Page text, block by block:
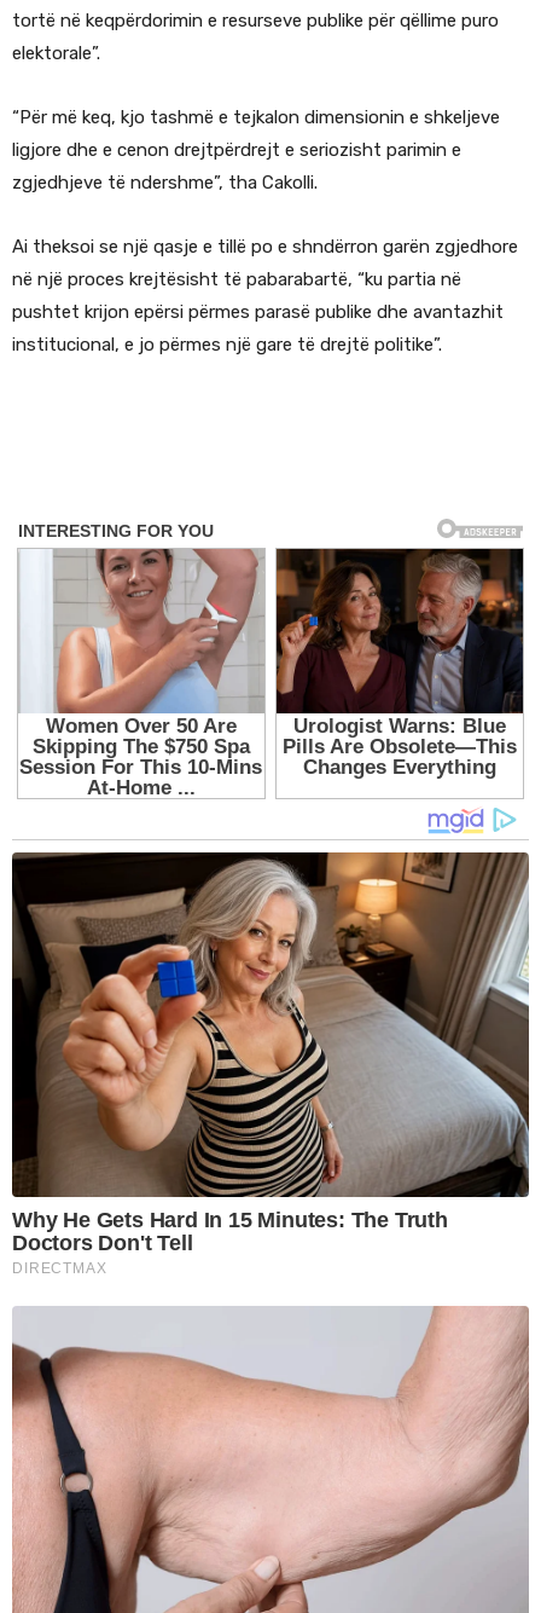
tortë në keqpërdorimin e resurseve publike për qëllime puro
elektorale”.
“Për më keq, kjo tashmë e tejkalon dimensionin e shkeljeve
ligjore dhe e cenon drejtpërdrejt e seriozisht parimin e
zgjedhjeve të ndershme”, tha Cakolli.
Ai theksoi se një qasje e tillë po e shndërron garën zgjedhore
në një proces krejtësisht të pabarabartë, “ku partia në
pushtet krijon epërsi përmes parasë publike dhe avantazhit
institucional, e jo përmes një gare të drejtë politike”.